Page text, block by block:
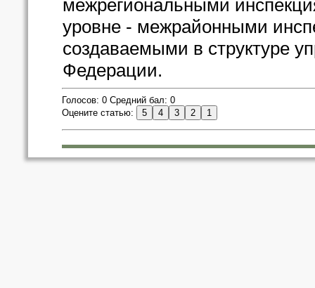
межрегиональными
уровне - межрайонными
создаваемыми в структуре
Федерации.
Голосов: 0 Средний бал: 0
Оцените статью: